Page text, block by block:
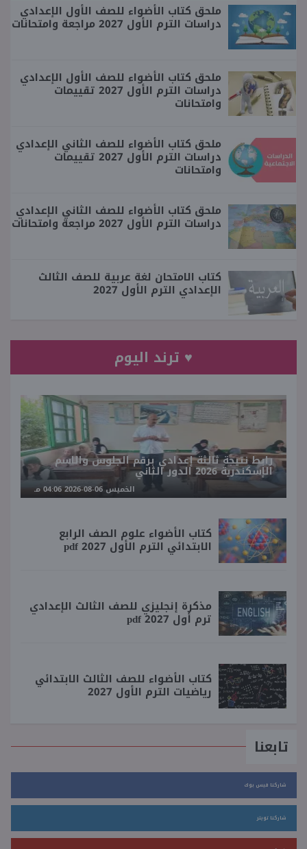
ملحق كتاب الأضواء للصف الأول الإعدادي
دراسات الترم الأول 2027 مراجعة وامتحانات
ملحق كتاب الأضواء للصف الأول الإعدادي
دراسات الترم الأول 2027 تقييمات
وامتحانات
ملحق كتاب الأضواء للصف الثاني الإعدادي
دراسات الترم الأول 2027 تقييمات
وامتحانات
ملحق كتاب الأضواء للصف الثاني الإعدادي
دراسات الترم الأول 2027 مراجعة وامتحانات
كتاب الامتحان لغة عربية للصف الثالث
الإعدادي الترم الأول 2027
♥ ترند اليوم
رابط نتيجة ثالثة إعدادي برقم الجلوس والاسم
الإسكندرية 2026 الدور الثاني
الخميس 06-08-2026 04:06 مـ
كتاب الأضواء علوم الصف الرابع
الابتدائي الترم الأول 2027 pdf
مذكرة إنجليزي للصف الثالث الإعدادي
ترم أول 2027 pdf
كتاب الأضواء للصف الثالث الابتدائي
رياضيات الترم الأول 2027
تابعنا
شاركنا فيس بوك
شاركنا تويتر